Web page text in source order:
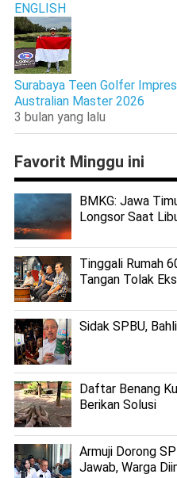
ENGLISH
Surabaya Teen Golfer
Australian Master 2026
3 bulan yang lalu
Favorit Minggu ini
BMKG: Jawa
Longsor Saat
Tinggali Rumah
Tangan Tolak
Sidak SPBU,
Daftar Benang
Berikan Solusi
Armuji Dorong
Jawab, Warga